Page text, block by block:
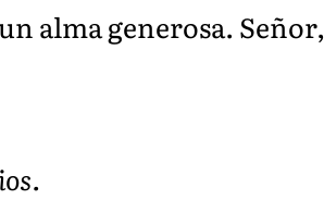
alma generosa. Señor,